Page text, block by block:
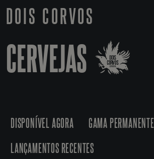
DOIS CORVOS
CERVEJAS
DISPONÍVEL AGORA
GAMA PERMANENTE
LANÇAMENTOS RECENTES